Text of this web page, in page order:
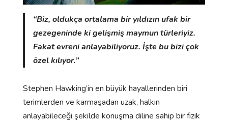
“Biz, oldukça ortalama bir yıldızın ufak bir
gezegeninde ki gelişmiş maymun türleriyiz.
Fakat evreni anlayabiliyoruz. İşte bu bizi çok
özel kılıyor.”
Stephen Hawking’in en büyük hayallerinden biri
terimlerden ve karmaşadan uzak, halkın
anlayabileceği şekilde konuşma diline sahip bir fizik